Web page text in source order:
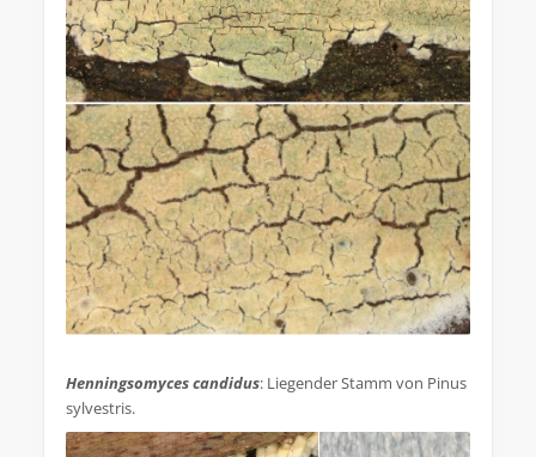
Henningsomyces candidus: Liegender Stamm von Pinus
sylvestris.